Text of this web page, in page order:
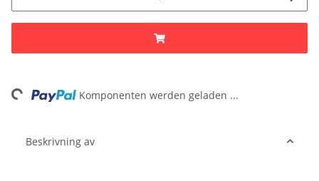
Komponenten werden geladen ...
Beskrivning av